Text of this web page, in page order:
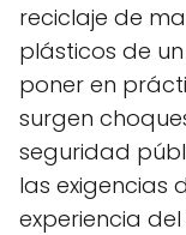
reciclaje de
plásticos de
poner en
surgen
seguridad
las exigencias
experiencia